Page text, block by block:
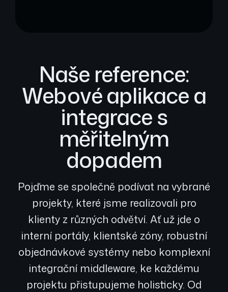
Naše reference:
Webové aplikace a
integrace s
měřitelným
dopadem
Pojďme se společně podívat na vybrané
projekty, které jsme realizovali pro
klienty z různých odvětví. Ať už jde o
interní portály, klientské zóny, robustní
objednávkové systémy nebo komplexní
integrační middleware, ke každému
projektu přistupujeme holisticky. Od